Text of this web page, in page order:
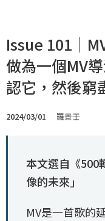
Issue 101｜
做為一個MV
認它，然後窮
2024/03/01 羅景壬
本文選自《500
像的未來」
MV是一首歌的